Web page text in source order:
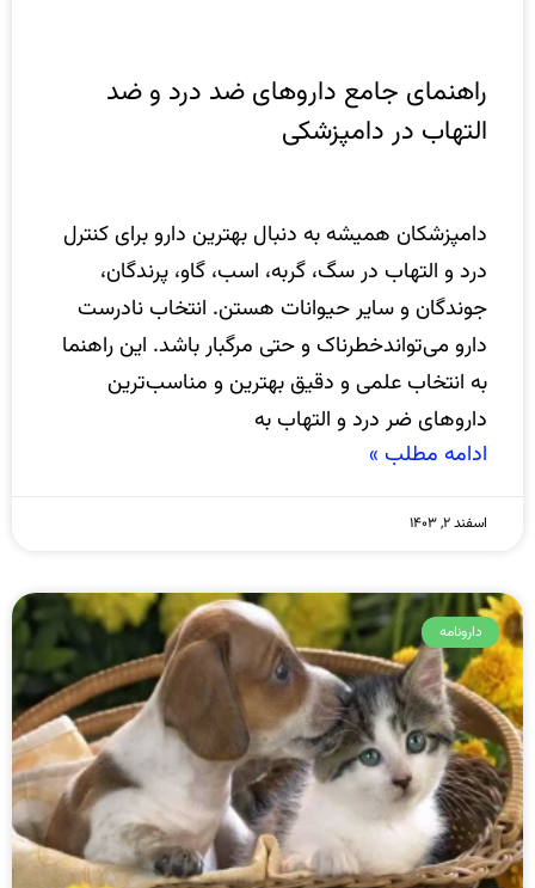
راهنمای جامع داروهای ضد درد و ضد
التهاب در دامپزشکی
دامپزشکان همیشه به دنبال بهترین دارو برای کنترل
درد و التهاب در سگ، گربه، اسب، گاو، پرندگان،
جوندگان و سایر حیوانات هستن. انتخاب نادرست
دارو می‌تواندخطرناک و حتی مرگبار باشد. این راهنما
به انتخاب علمی و دقیق بهترین و مناسب‌ترین
داروهای ضر درد و التهاب به
ادامه مطلب »
اسفند ۲, ۱۴۰۳
دارونامه